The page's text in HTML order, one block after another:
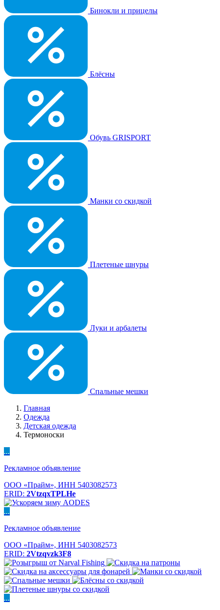
Бинокли и прицелы
Блёсны
Обувь GRISPORT
Манки со скидкой
Плетеные шнуры
Луки и арбалеты
Спальные мешки
Главная
Одежда
Детская одежда
Термоноски
...
Рекламное объявление
ООО «Прайм», ИНН 5403082573
ERID: 2VtzqxTPLHe
...
Рекламное объявление
ООО «Прайм», ИНН 5403082573
ERID: 2Vtzqvzk3F8
...